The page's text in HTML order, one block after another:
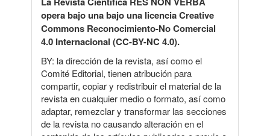
opera bajo una bajo una licencia Creative
Commons Reconocimiento-No Comercial
4.0 Internacional (CC-BY-NC 4.0).
BY: la dirección de la revista, así como el
Comité Editorial, tienen atribución para
compartir, copiar y redistribuir el material de la
revista en cualquier medio o formato, así como
adaptar, remezclar y transformar las secciones
de la revista no causando alteración en el